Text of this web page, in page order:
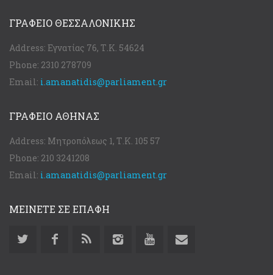
ΓΡΑΦΕΊΟ ΘΕΣΣΑΛΟΝΊΚΗΣ
Address: Εγνατίας 76, Τ.Κ. 54624
Phone: 2310 278709
Email: i.amanatidis@parliament.gr
ΓΡΑΦΕΊΟ ΑΘΉΝΑΣ
Address: Μητροπόλεως 1, Τ.Κ. 105 57
Phone: 210 3241208
Email: i.amanatidis@parliament.gr
ΜΕΙΝΕΤΕ ΣΕ ΕΠΑΦΗ